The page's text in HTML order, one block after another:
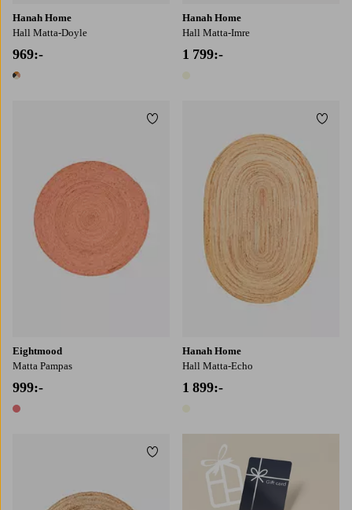
Hanah Home
Hall Matta-Doyle
969:-
1 färg
Hanah Home
Hall Matta-Imre
1 799:-
Eightmood
Matta Pampas
999:-
1 färg
Lägg till i favoriter
Hanah Home
Hall Matta-Echo
1 899:-
Lägg till i favoriter